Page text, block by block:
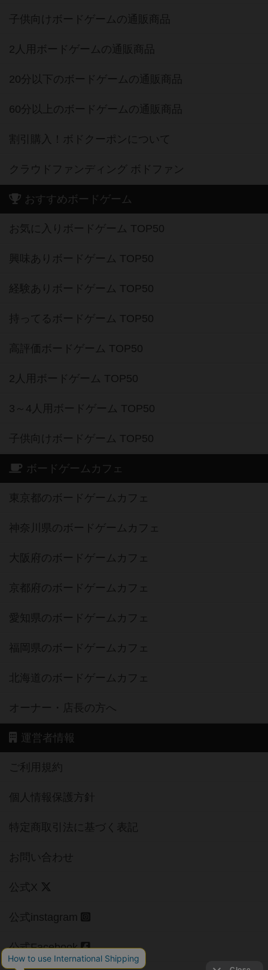
子供向けボードゲームの通販商品
2人用ボードゲームの通販商品
20分以下のボードゲームの通販商品
60分以上のボードゲームの通販商品
割引購入！ボドクーポンについて
クラウドファンディング ボドファン
おすすめボードゲーム
お気に入りボードゲーム TOP50
興味ありボードゲーム TOP50
経験ありボードゲーム TOP50
持ってるボードゲーム TOP50
高評価ボードゲーム TOP50
2人用ボードゲーム TOP50
3～4人用ボードゲーム TOP50
子供向けボードゲーム TOP50
ボードゲームカフェ
東京都のボードゲームカフェ
神奈川県のボードゲームカフェ
大阪府のボードゲームカフェ
京都府のボードゲームカフェ
愛知県のボードゲームカフェ
福岡県のボードゲームカフェ
北海道のボードゲームカフェ
オーナー・店長の方へ
運営者情報
ご利用規約
個人情報保護方針
特定商取引法に基づく表記
お問い合わせ
公式X
公式instagram
公式Facebook